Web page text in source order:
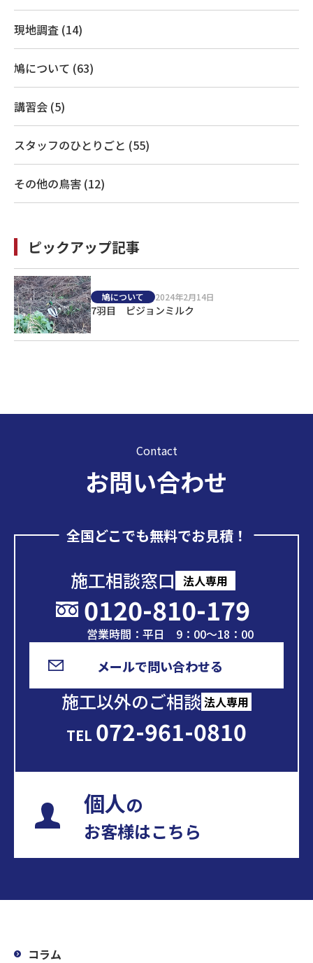
現地調査 (14)
鳩について (63)
講習会 (5)
スタッフのひとりごと (55)
その他の鳥害 (12)
ピックアップ記事
鳩について 2024年2月14日
7羽目 ピジョンミルク
Contact
お問い合わせ
全国どこでも無料でお見積！
施工相談窓口 法人専用
0120-810-179
営業時間：平日 9：00～18：00
メールで問い合わせる
施工以外のご相談 法人専用
TEL 072-961-0810
個人の
お客様はこちら
コラム